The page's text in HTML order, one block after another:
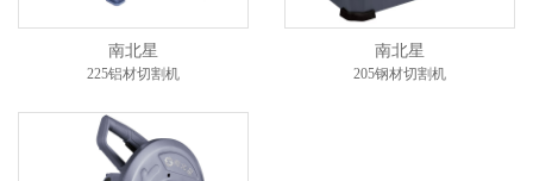
南北星
225铝材切割机
南北星
205钢材切割机